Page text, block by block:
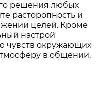
решения любых
расторопность и
целей. Кроме
настрой
чувств окружающих
в общении.